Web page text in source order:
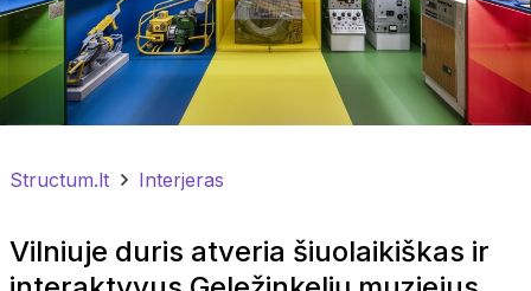
Structum.lt Interjeras
Vilniuje duris atveria šiuolaikiškas ir